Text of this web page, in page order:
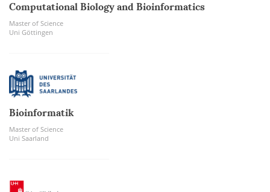
Computational Biology and Bioinformatics
Master of Science
Uni Göttingen
Bioinformatik
Master of Science
Uni Saarland